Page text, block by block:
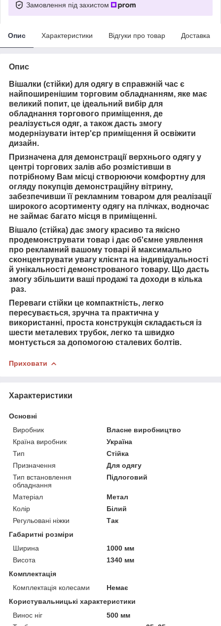
Замовлення під захистом
Опис Характеристики Відгуки про товар Доставка
Опис
Вішалки (стійки) для одягу в справжній час є
найпоширенішим торговим обладнанням, яке має
великий попит, це ідеальний вибір для
обладнання торгового приміщення, де
реалізується одяг, а також дасть змогу
модернізувати інтер'єр приміщення й освіжити
дизайн.
Призначена для демонстрації верхнього одягу у
центрі торгових залів або розмістивши в
потрібному Вам місці створюючи комфортну для
огляду покупців демонстраційну вітрину,
забезпечивши її рекламним товаром для реалізації
широкого асортименту одягу на плічках, водночас
не займає багато місця в приміщенні.
Вішало (стійка) дає змогу красиво та якісно
продемонструвати товар і дає об'ємне уявлення
про рекламний вашому товарі й максимально
сконцентрувати увагу клієнта на індивідуальності
й унікальності демонстрованого товару. Що дасть
змогу збільшити ваші продажі та доходи в кілька
раз.
Переваги стійки це компактність, легко
пересувається, зручна та практична у
використанні, проста конструкція складається із
шести металевих трубок, легко та швидко
монтується за допомогою сталевих болтів.
Приховати
Характеристики
Основні
Виробник
Власне виробництво
Країна виробник
Україна
Тип
Стійка
Призначення
Для одягу
Тип встановлення
обладнання
Підлоговий
Матеріал
Метал
Колір
Білий
Регульовані ніжки
Так
Габаритні розміри
Ширина
1000 мм
Висота
1340 мм
Комплектація
Комплектація колесами
Немає
Користувальницькі характеристики
Винос ніг
500 мм